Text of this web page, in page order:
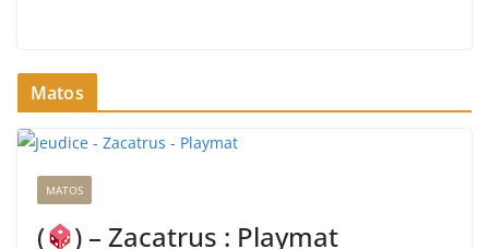
g
e
m
e
n
t
Matos
MATOS
( ) – Zacatrus : Playmat